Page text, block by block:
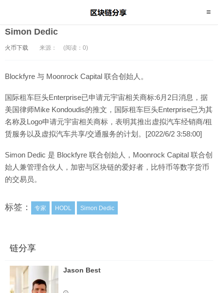
Simon Dedic
火币下载 来源： (阅读：0)
Blockfyre 与 Moonrock Capital 联合创始人。
国际租车巨头Enterprise已申请元宇宙相关商标:6月2日消息，据
美国律师Mike Kondoudis的推文，国际租车巨头Enterprise已为其
名称及Logo申请元宇宙相关商标，表明其推出虚拟汽车经销商/租
赁服务以及虚拟汽车共享/交通服务的计划。[2022/6/2 3:58:00]
Simon Dedic 是 Blockfyre 联合创始人，Moonrock Capital 联合创
始人兼管理合伙人，加密与区块链的爱好者，比特币等数字货币
的交易员。
标签： 专家 HODL Simon Dedic
链分享
Jason Best